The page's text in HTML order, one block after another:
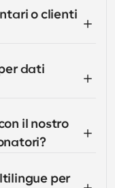
o clienti
dati
il nostro
per